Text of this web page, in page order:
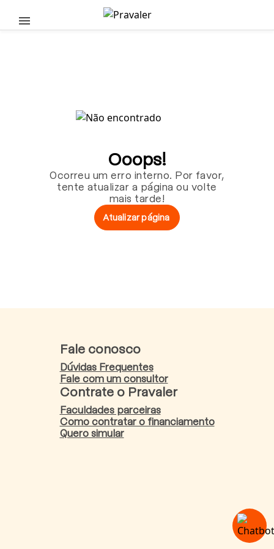
Pular para o conteúdo principal
Ooops!
Ocorreu um erro interno. Por favor,
tente atualizar a página ou volte
mais tarde!
Atualizar página
Fale conosco
Dúvidas Frequentes
Fale com um consultor
Contrate o Pravaler
Faculdades parceiras
Como contratar o financiamento
Quero simular